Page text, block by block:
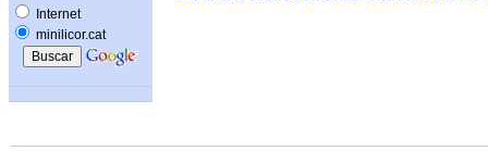
Internet
minilicor.cat